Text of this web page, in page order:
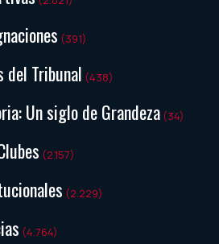
(391)
del Tribunal (438)
Un siglo de Grandeza (34)
(2.157)
(2.229)
(4.764)